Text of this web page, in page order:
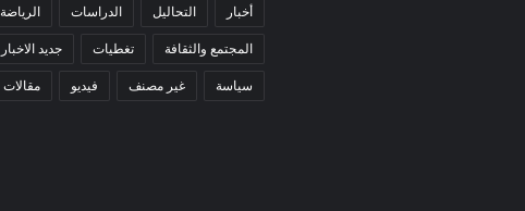
أخبار التحاليل الدراسات الرياضة
المجتمع والثقافة تغطيات جديد الاخبار
سياسة غير مصنف فيديو مقالات